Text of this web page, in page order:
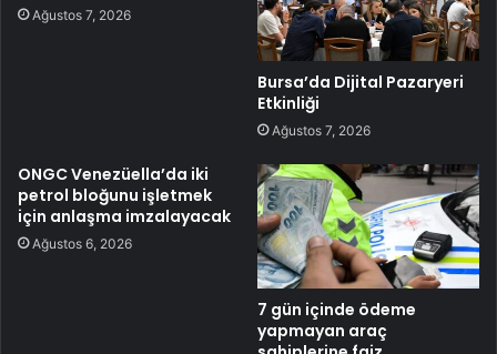
Ağustos 7, 2026
Bursa’da Dijital Pazaryeri
Etkinliği
Ağustos 7, 2026
ONGC Venezüella’da iki
petrol bloğunu işletmek
için anlaşma imzalayacak
Ağustos 6, 2026
7 gün içinde ödeme
yapmayan araç